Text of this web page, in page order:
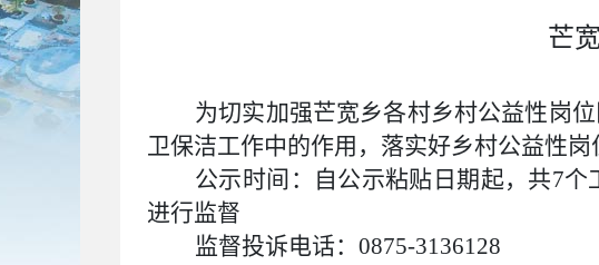
芒
为切实加强芒宽乡各村乡村公益性岗位
卫保洁工作中的作用， 落实好乡村公益性
公示时间：自公示粘贴日期起，共7
进行监督
监督投诉电话：0875-3136128